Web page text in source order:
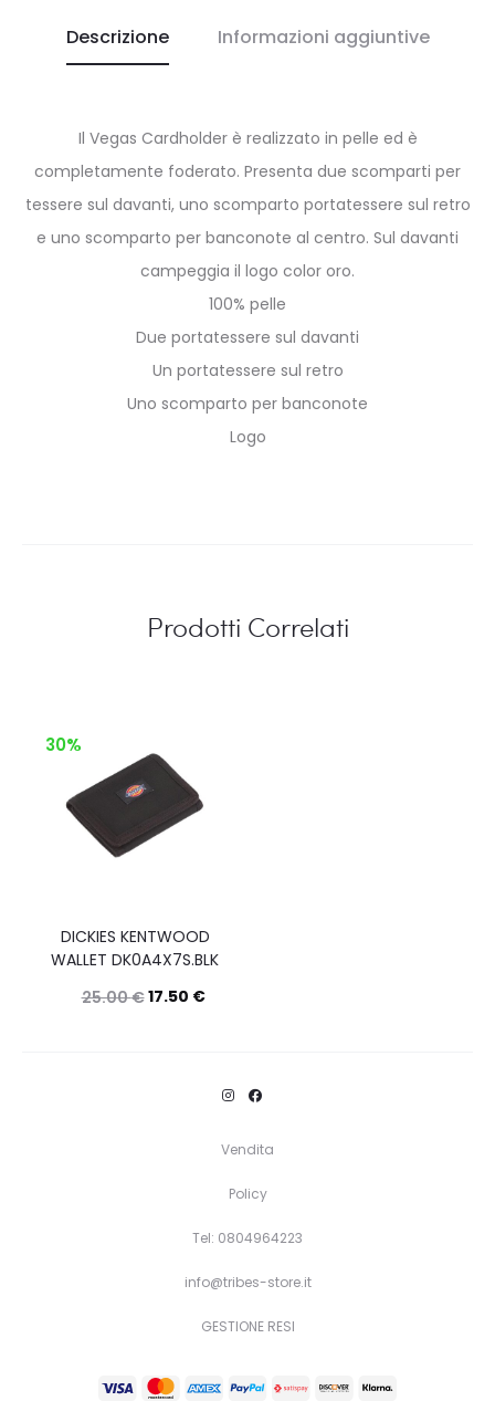
Descrizione Informazioni aggiuntive
Il Vegas Cardholder è realizzato in pelle ed è
completamente foderato. Presenta due scomparti per
tessere sul davanti, uno scomparto portatessere sul retro
e uno scomparto per banconote al centro. Sul davanti
campeggia il logo color oro.
100% pelle
Due portatessere sul davanti
Un portatessere sul retro
Uno scomparto per banconote
Logo
Prodotti Correlati
30%
DICKIES KENTWOOD
WALLET DK0A4X7S.BLK
25.00€17.50 €
opzioni
essere
scelte
pagina
Vendita
Policy
Tel: 0804964223
info@tribes-store.it
GESTIONE RESI